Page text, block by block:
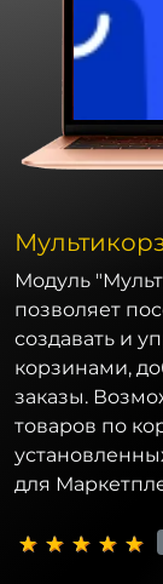
Модуль
позволяет
создавать и
корзинами,
заказы.
товаров по
для